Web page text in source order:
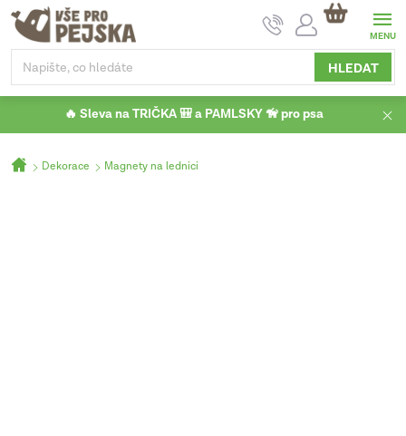
Přejít
obsah
HLEDAT
NÁKUPNÍ
KOŠÍK
🔥 Sleva na TRIČKA 🎒 a PAMLSKY 🦮 pro psa
DomůDekorace Magnety na lednici